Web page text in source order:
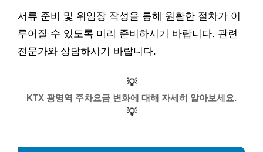
서류 준비 및 위임장 작성을 통해 원활한 절차가 이
루어질 수 있도록 미리 준비하시기 바랍니다. 관련
전문가와 상담하시기 바랍니다.
💡
KTX 광명역 주차요금 변화에 대해 자세히 알아보세요.
💡